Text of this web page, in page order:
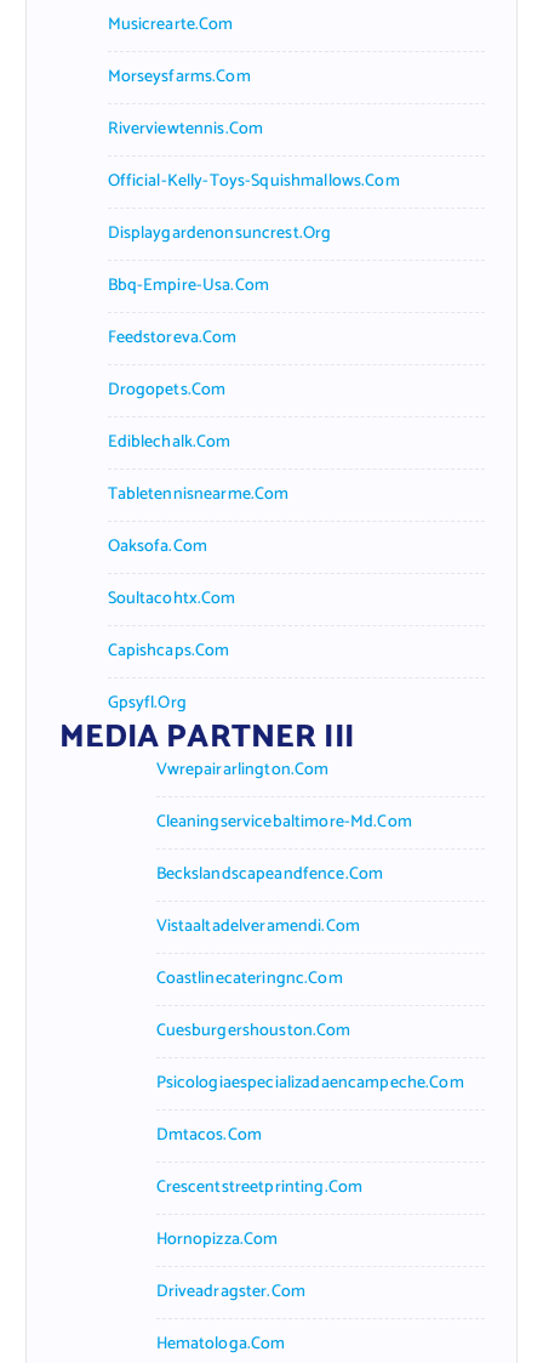
Musicrearte.com
Morseysfarms.com
Riverviewtennis.com
Official-Kelly-Toys-Squishmallows.com
Displaygardenonsuncrest.org
Bbq-Empire-Usa.com
Feedstoreva.com
Drogopets.com
Ediblechalk.com
Tabletennisnearme.com
Oaksofa.com
Soultacohtx.com
Capishcaps.com
Gpsyfl.org
MEDIA PARTNER III
Vwrepairarlington.com
Cleaningservicebaltimore-Md.com
Beckslandscapeandfence.com
Vistaaltadelveramendi.com
Coastlinecateringnc.com
Cuesburgershouston.com
Psicologiaespecializadaencampeche.com
Dmtacos.com
Crescentstreetprinting.com
Hornopizza.com
Driveadragster.com
Hematologa.com